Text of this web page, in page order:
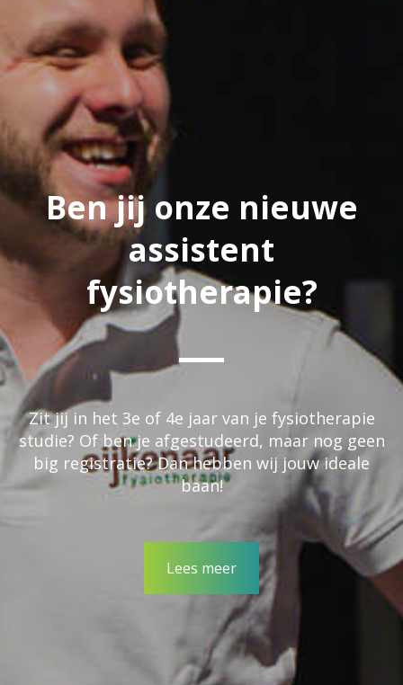
Ben jij onze nieuwe
assistent
fysiotherapie?
Zit jij in het 3e of 4e jaar van je fysiotherapie
studie? Of ben je afgestudeerd, maar nog geen
big registratie? Dan hebben wij jouw ideale
baan!
Lees meer